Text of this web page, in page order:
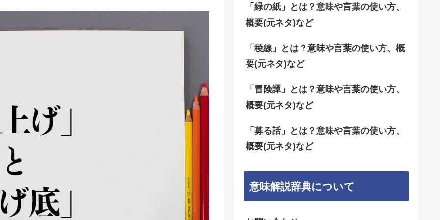
「緑の紙」とは？意味や言葉の使い方、
概要(元ネタ)など
「稜線」とは？意味や言葉の使い方、概
要(元ネタ)など
「冒険譚」とは？意味や言葉の使い方、
概要(元ネタ)など
「募る話」とは？意味や言葉の使い方、
概要(元ネタ)など
意味解説辞典について